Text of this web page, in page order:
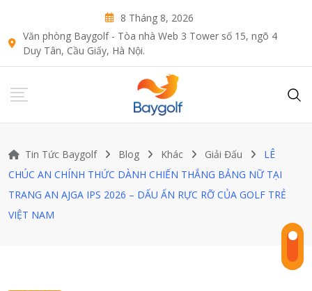
content
8 Tháng 8, 2026
Văn phòng Baygolf - Tòa nhà Web 3 Tower số 15, ngõ 4
Duy Tân, Cầu Giấy, Hà Nội.
Tin Tức Baygolf Blog Khác Giải Đấu
LÊ
CHÚC AN CHÍNH THỨC DÀNH CHIẾN THẮNG BẢNG NỮ TẠI
TRANG AN AJGA IPS 2026 – DẤU ẤN RỰC RỠ CỦA GOLF TRẺ
VIỆT NAM